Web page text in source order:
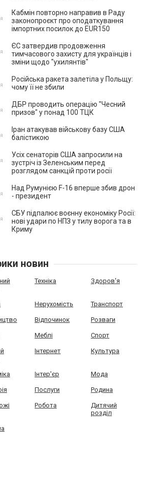
Кабмін повторно направив в Раду
законопроєкт про оподаткування
імпортних посилок до EUR150
ЄС затвердив продовження
тимчасового захисту для українців і
зміни щодо "ухилянтів"
Російська ракета залетіла у Польщу:
чому її не збили
ДБР проводить операцію "Чесний
призов" у понад 100 ТЦК
Іран атакував військову базу США
балістикою
Усіх сенаторів США запросили на
зустріч із Зеленським перед
розглядом санкцій проти росії
Над Румунією F-16 вперше збив дрон
- президент
СБУ підпалює воєнну економіку Росії:
нові удари по НПЗ у тилу ворога та в
Криму
новин
Техніка Здоров'я
Нерухомість Транспорт
Відпочинок Розваги
Меблі Спорт
Інтернет Культура
Інтер'єр Мода
Послуги Родина
Робота
Дитячий
розділ